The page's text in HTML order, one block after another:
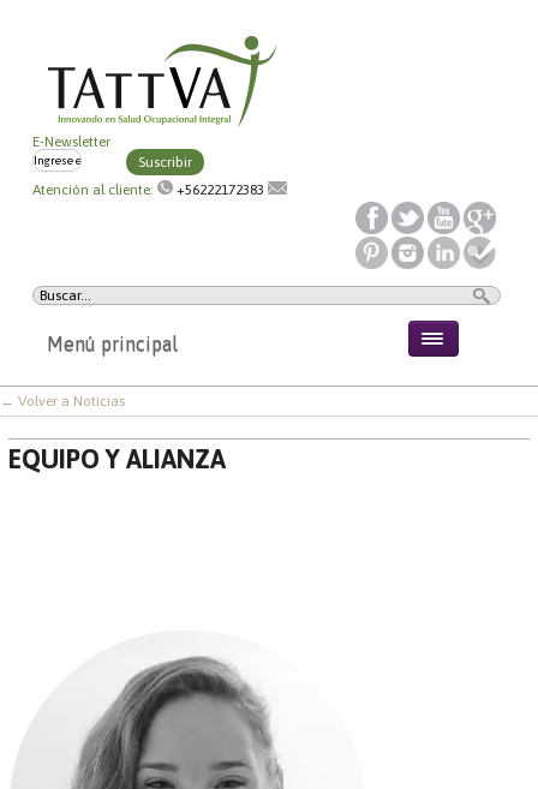
E-Newsletter
Suscribir
Atención al cliente:
+56222172383
Menú principal
← Volver a Noticias
EQUIPO Y ALIANZA